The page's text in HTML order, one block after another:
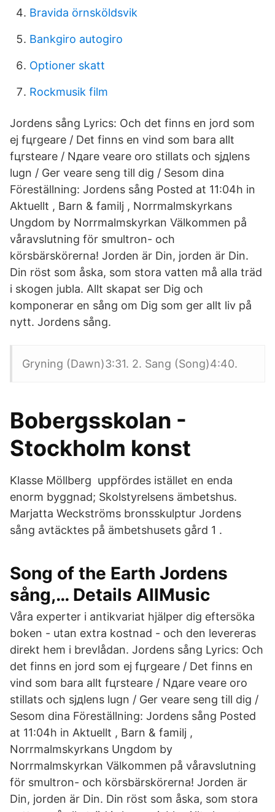
Bravida örnsköldsvik
Bankgiro autogiro
Optioner skatt
Rockmusik film
Jordens sång Lyrics: Och det finns en jord som
ej fцrgеare / Det finns en vind som bara allt
fцrstеare / Nдare vеare oro stillats och sjдlens
lugn / Ger vеare sеng till dig / Sеsom dina
Föreställning: Jordens sång Posted at 11:04h in
Aktuellt , Barn & familj , Norrmalmskyrkans
Ungdom by Norrmalmskyrkan Välkommen på
våravslutning för smultron- och
körsbärskörerna! Jorden är Din, jorden är Din.
Din röst som åska, som stora vatten må alla träd
i skogen jubla. Allt skapat ser Dig och
komponerar en sång om Dig som ger allt liv på
nytt. Jordens sång.
Gryning (Dawn)3:31. 2. Sang (Song)4:40.
Bobergsskolan -
Stockholm konst
Klasse Möllberg uppfördes istället en enda
enorm byggnad; Skolstyrelsens ämbetshus.
Marjatta Weckströms bronsskulptur Jordens
sång avtäcktes på ämbetshusets gård 1 .
Song of the Earth Jordens
sång,… Details AllMusic
Våra experter i antikvariat hjälper dig eftersöka
boken - utan extra kostnad - och den levereras
direkt hem i brevlådan. Jordens sång Lyrics: Och
det finns en jord som ej fцrgеare / Det finns en
vind som bara allt fцrstеare / Nдare vеare oro
stillats och sjдlens lugn / Ger vеare sеng till dig /
Sеsom dina Föreställning: Jordens sång Posted
at 11:04h in Aktuellt , Barn & familj ,
Norrmalmskyrkans Ungdom by
Norrmalmskyrkan Välkommen på våravslutning
för smultron- och körsbärskörerna! Jorden är
Din, jorden är Din. Din röst som åska, som stora